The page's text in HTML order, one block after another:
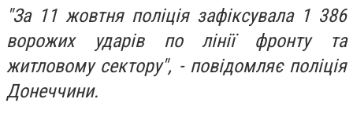
"За 11 жовтня поліція зафіксувала 1 386
ворожих ударів по лінії фронту та
житловому сектору", - повідомляє поліція
Донеччини.